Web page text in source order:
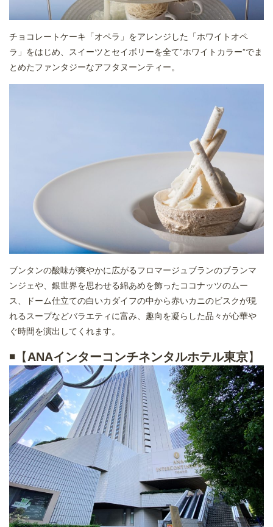
チョコレートケーキ「オペラ」をアレンジした「ホワイトオペ
ラ」をはじめ、スイーツとセイボリーを全て”ホワイトカラー”でま
とめたファンタジーなアフタヌーンティー。
ブンタンの酸味が爽やかに広がるフロマージュブランのブランマ
ンジェや、銀世界を思わせる綿あめを飾ったココナッツのムー
ス、ドーム仕立ての白いカダイフの中から赤いカニのビスクが現
れるスープなどバラエティに富み、趣向を凝らした品々が心華や
ぐ時間を演出してくれます。
◾️【ANAインターコンチネンタルホテル東京】